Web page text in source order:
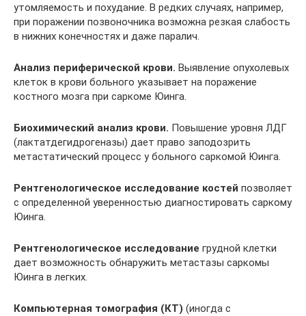
утомляемость и похудание. В редких случаях, например,
при поражении позвоночника возможна резкая слабость
в нижних конечностях и даже паралич.
Анализ периферической крови. Выявление опухолевых
клеток в крови больного указывает на поражение
костного мозга при саркоме Юинга.
Биохимический анализ крови. Повышение уровня ЛДГ
(лактатдегидрогеназы) дает право заподозрить
метастатический процесс у больного саркомой Юинга.
Рентгенологическое исследование костей позволяет
с определенной уверенностью диагностировать саркому
Юинга.
Рентгенологическое исследование грудной клетки
дает возможность обнаружить метастазы саркомы
Юинга в легких.
Компьютерная томография (КТ) (иногда с